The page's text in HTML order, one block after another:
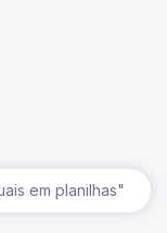
em planilhas"